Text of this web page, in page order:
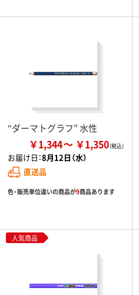
“ダーマトグラフ” 水性
￥1,344 ￥1,350
お届け日：8月12日（水）
直送品
色・販売単位違いの商品が9商品あります
人気商品